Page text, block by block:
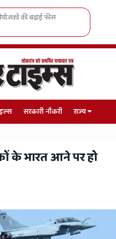
SMS अस्पताल में बड़ा प्रशासनिक धमाका,
सरकारी नौकरी राज्य
के भारत आने पर हो